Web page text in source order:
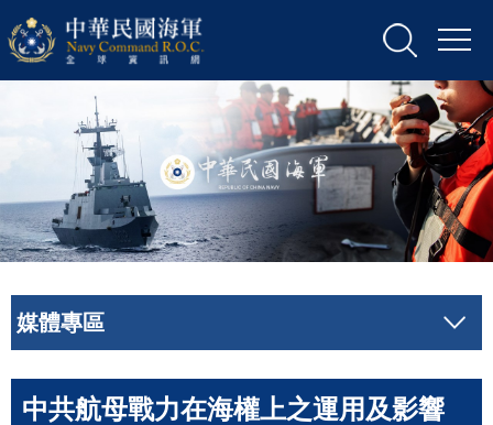
媒體專區
中共航母戰力在海權上之運用及影響